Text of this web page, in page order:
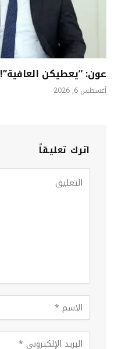
عون: “يعطيكن العافية”!
أغسطس 6, 2026
اترك تعليقاً